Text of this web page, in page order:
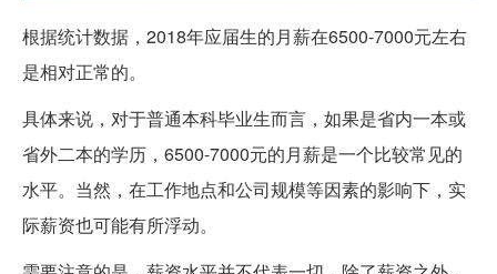
根据统计数据，2018年应届生的月薪在6500-7000元左右
是相对正常的。
具体来说，对于普通本科毕业生而言，如果是省内一本或
省外二本的学历，6500-7000元的月薪是一个比较常见的
水平。当然，在工作地点和公司规模等因素的影响下，实
际薪资也可能有所浮动。